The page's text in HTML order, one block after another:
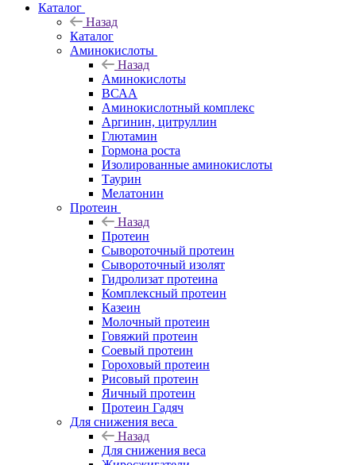
Каталог
Назад
Каталог
Аминокислоты
Назад
Аминокислоты
ВСАА
Аминокислотный комплекс
Аргинин, цитруллин
Глютамин
Гормона роста
Изолированные аминокислоты
Таурин
Мелатонин
Протеин
Назад
Протеин
Сывороточный протеин
Сывороточный изолят
Гидролизат протеина
Комплексный протеин
Казеин
Молочный протеин
Говяжий протеин
Соевый протеин
Гороховый протеин
Рисовый протеин
Яичный протеин
Протеин Гадяч
Для снижения веса
Назад
Для снижения веса